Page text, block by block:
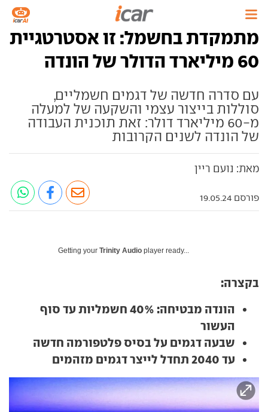
מתמקדת בחשמל: זו אסטרטגיית
60 מיליארד הדולר של הונדה
עם סדרה חדשה של דגמים חשמליים,
סוללות בייצור עצמי והשקעה של למעלה
מ-60 מיליארד דולר: זאת תוכנית העבודה
של הונדה לשנים הקרובות
מאת: נועם ריין
פורסם 19.05.24
Getting your Trinity Audio player ready...
בקצרה:
הונדה מבטיחה: 40% חשמליות עד סוף
העשור
שבעה דגמים על בסיס פלטפורמה חדשה
עד 2040 תחדל לייצר דגמים מזהמים